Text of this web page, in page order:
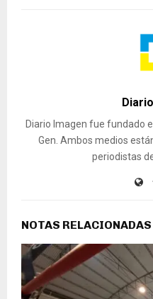
Diario Imagen fue fundado
Gen. Ambos medios
periodistas
NOTAS RELACIONADAS